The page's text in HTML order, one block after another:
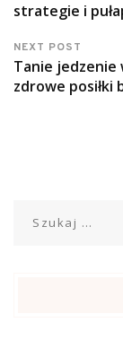
strategie i
NEXT POST
Tanie jedzenie
zdrowe posiłki